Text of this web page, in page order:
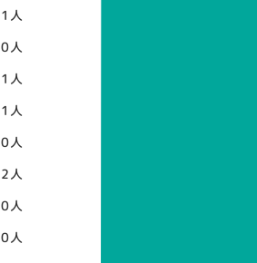
1人
0人
1人
1人
0人
2人
0人
0人